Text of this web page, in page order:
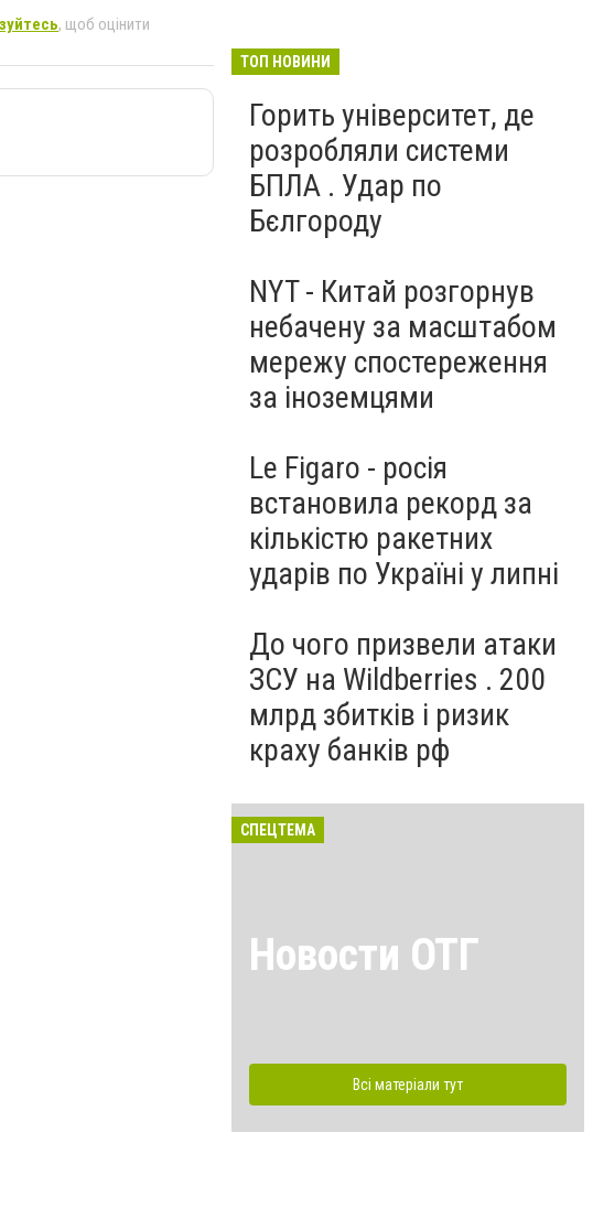
, щоб оцінити
ТОП НОВИНИ
Горить університет, де
розробляли системи
БПЛА . Удар по
Бєлгороду
NYT - Китай розгорнув
небачену за масштабом
мережу спостереження
за іноземцями
Le Figaro - росія
встановила рекорд за
кількістю ракетних
ударів по Україні у липні
До чого призвели атаки
ЗСУ на Wildberries . 200
млрд збитків і ризик
краху банків рф
СПЕЦТЕМА
Новости ОТГ
Всі матеріали тут